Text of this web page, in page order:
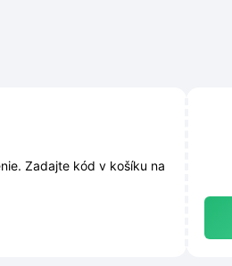
Zadajte kód v košíku na